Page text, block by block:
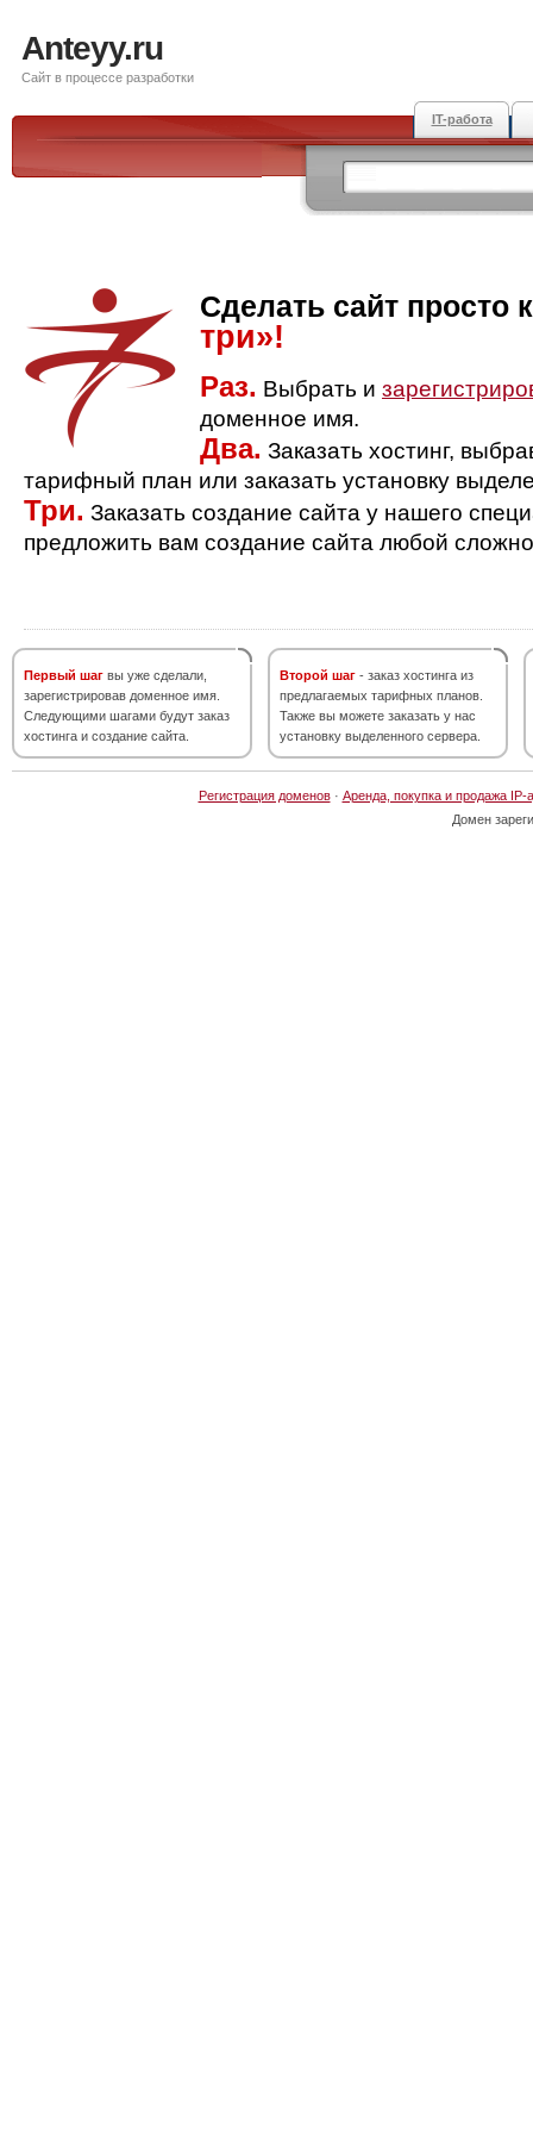
Anteyy.ru
Сайт в процессе разработки
IT-работа
Сделать сайт просто
три»!
Раз. Выбрать и
доменное имя.
Два. Заказать хостинг,
тарифный план или заказать установку
Три. Заказать создание сайта у нашего
предложить вам создание сайта любой
Первый шаг вы уже сделали,
зарегистрировав доменное имя.
Следующими шагами будут заказ
хостинга и создание сайта.
Второй шаг - заказ хостинга из
предлагаемых тарифных планов.
Также вы можете заказать у нас
установку выделенного сервера.
Регистрация доменов· Аренда, покупка и продажа IP-
Домен